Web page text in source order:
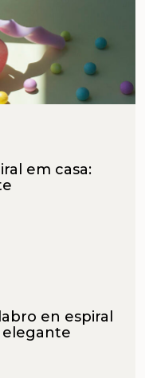
em casa:
en espiral
elegante